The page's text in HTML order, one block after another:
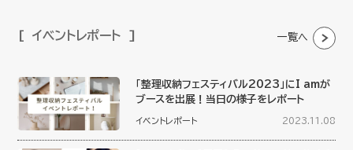
イベントレポート 一覧へ
「整理収納フェスティバル2023」にI amが
ブースを出展！当日の様子をレポート
イベントレポート 2023.11.08